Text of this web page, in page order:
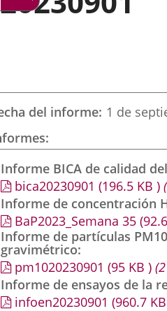
del informe 1 de
Informe BICA de calidad
bica20230901 (196.5 KB )
Informe de concentración
BaP2023_Semana 35 (92.6
Informe de partículas
gravimétrico
pm1020230901 (95 KB )
Informe de ensayos de la
infoen20230901 (960.7 KB